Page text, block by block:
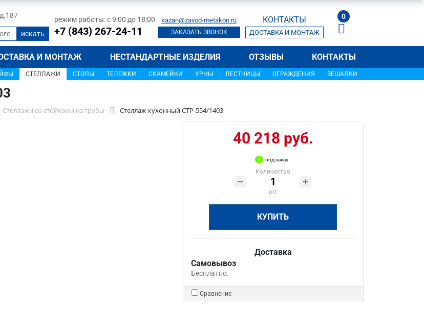
режим работы: с 9:00 до 18:00
+7 (843) 267-24-11
kazan@zavod-metakon.ru
ЗАКАЗАТЬ ЗВОНОК
КОНТАКТЫ
ДОСТАВКА И МОНТАЖ
0
И МОНТАЖ НЕСТАНДАРТНЫЕ ИЗДЕЛИЯ ОТЗЫВЫ КОНТАКТЫ
СТЕЛЛАЖИ СТОЛЫ ТЕЛЕЖКИ СКАМЕЙКИ УРНЫ ЛЕСТНИЦЫ ОГРАЖДЕНИЯ ВЕШАЛКИ
Стеллажи со стойками из трубы Стеллаж кухонный СТР-554/1403
40 218 руб.
под заказ
Количество
шт
КУПИТЬ
Доставка
Самовывоз
Бесплатно.
Сравнение